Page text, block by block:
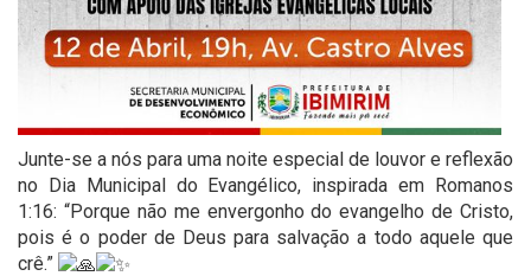
Junte-se a nós para uma noite especial de louvor e reflexão
no Dia Municipal do Evangélico, inspirada em Romanos
1:16: “Porque não me envergonho do evangelho de Cristo,
pois é o poder de Deus para salvação a todo aquele que
crê.”